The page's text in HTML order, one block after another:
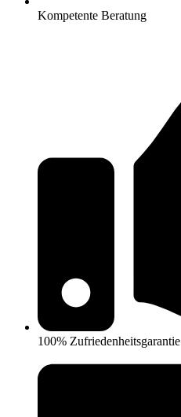
Kompetente Beratung
100% Zufriedenheitsgarantie